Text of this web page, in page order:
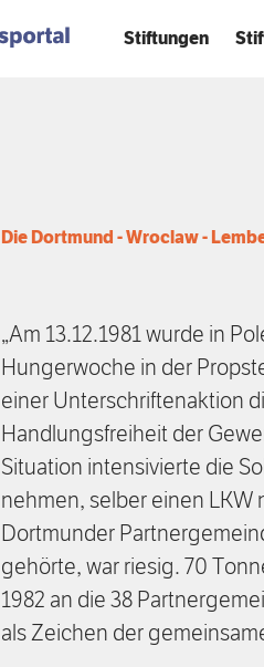
Stiftungen
Die Dortmund - Wroclaw -
„Am 13.12.1981 wurde in
Hungerwoche in der
einer Unterschriftenaktion
Handlungsfreiheit der
Situation intensivierte die
nehmen, selber einen LKW
Dortmunder
gehörte, war riesig. 70
1982 an die 38
als Zeichen der